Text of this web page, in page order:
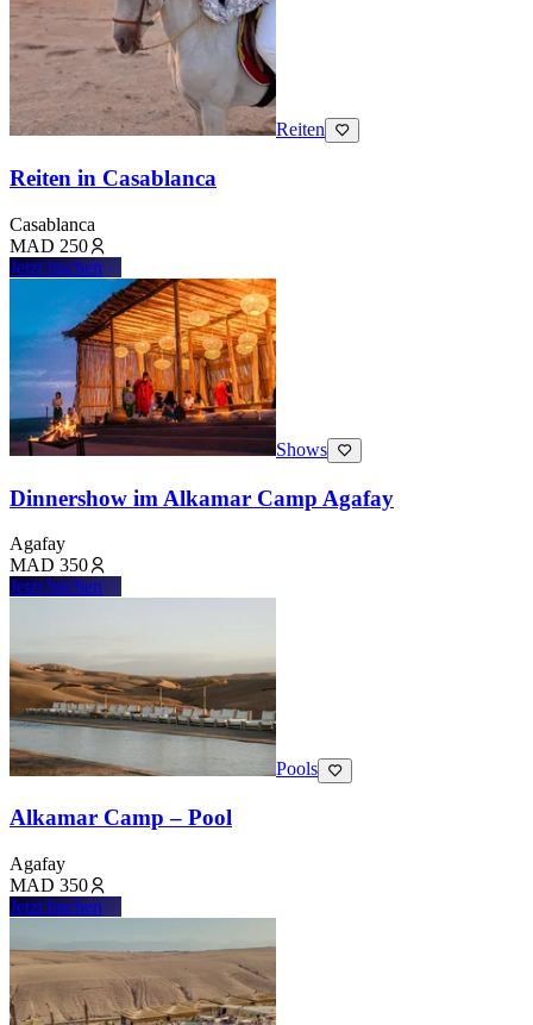
Reiten
Reiten in Casablanca
Casablanca
MAD 250
Jetzt buchen
Shows
Dinnershow im Alkamar Camp Agafay
Agafay
MAD 350
Jetzt buchen
Pools
Alkamar Camp – Pool
Agafay
MAD 350
Jetzt buchen